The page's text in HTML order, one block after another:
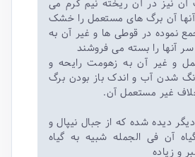
آن نیز در آن ریخته نیم گرم می
آن برگ های مستعمل را خشک
نموده در قوطی ها و غیر آن به
آنها را بسته می فروشند
و غیر آن به زهومت رایحه و
شدن آب و اندک باز بودن برگ
غیر مستعمل آن.
دیده شده که از جبال نیپال و
آن فی الجمله شبیه به گیاه
و زیاده